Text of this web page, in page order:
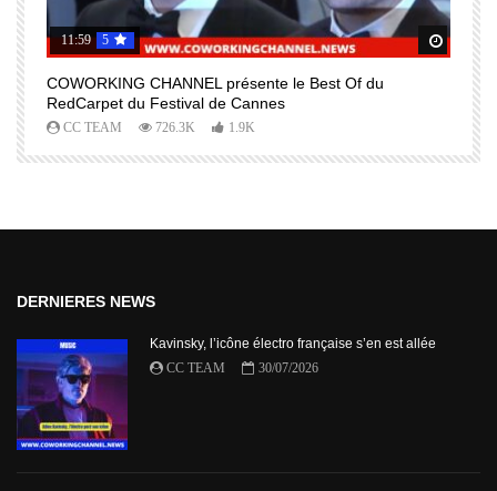
Regardez Plus Tard
11:59 5
COWORKING CHANNEL présente le Best Of du
RedCarpet du Festival de Cannes
CC TEAM 726.3K 1.9K
DERNIERES NEWS
Kavinsky, l’icône électro française s’en est allée
CC TEAM
30/07/2026